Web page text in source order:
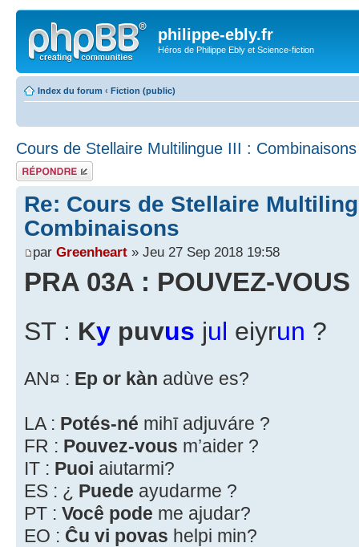
philippe-ebly.fr
Héros de Philippe Ebly et Science-fiction
Index du forum ‹ Fiction (public)
Cours de Stellaire Multilingue III : Combinaisons
Répondre
Re: Cours de Stellaire
Combinaisons
par Greenheart » Jeu 27 Sep 2018 19:58
PRA 03A : POUVEZ-VOUS
ST : Ky puvus jul eiyrun ?
AN¤ : Ep or kàn adùve es?
LA : Potés-né mihī adjuváre ?
FR : Pouvez-vous m’aider ?
IT : Puoi aiutarmi?
ES : ¿ Puede ayudarme ?
PT : Você pode me ajudar?
EO : Ĉu vi povas helpi min?